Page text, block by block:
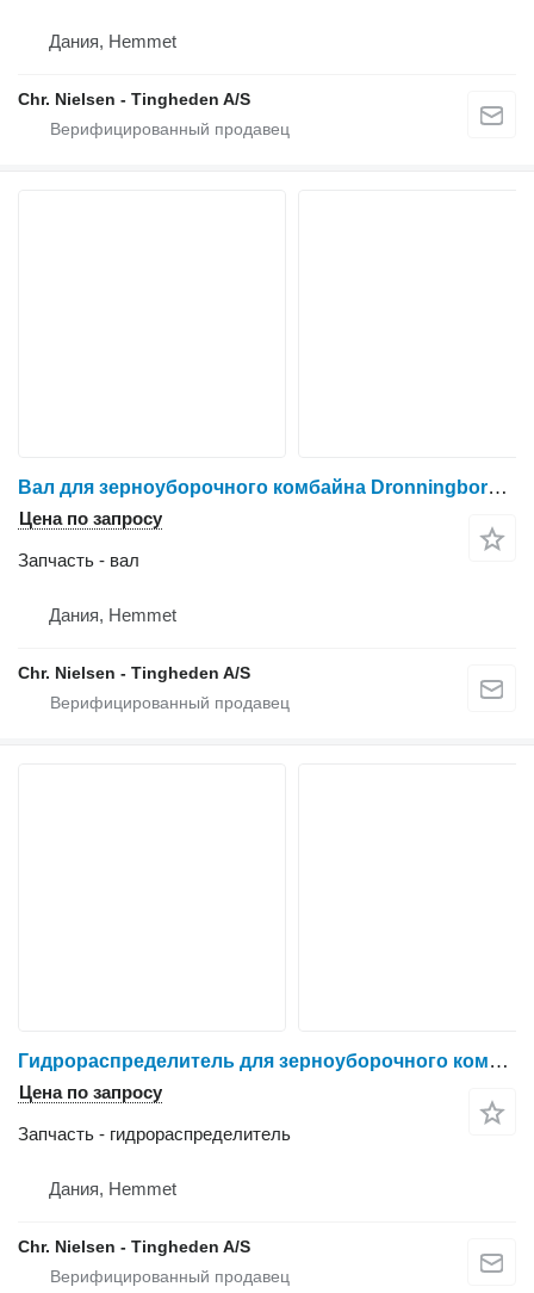
Дания, Hemmet
Chr. Nielsen - Tingheden A/S
Вал для зерноуборочного комбайна Dronningborg D1650
Цена по запросу
Запчасть - вал
Дания, Hemmet
Chr. Nielsen - Tingheden A/S
Гидрораспределитель для зерноуборочного комбайна Dronningborg D1650
Цена по запросу
Запчасть - гидрораспределитель
Дания, Hemmet
Chr. Nielsen - Tingheden A/S